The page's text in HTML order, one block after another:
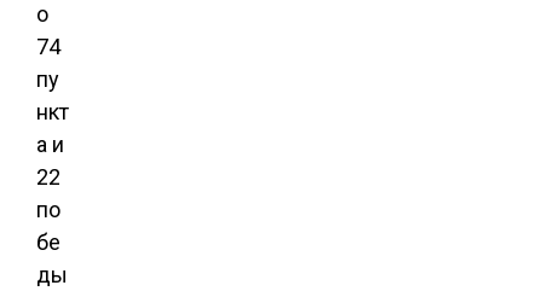
о
74
пу
нкт
а и
22
по
бе
ды